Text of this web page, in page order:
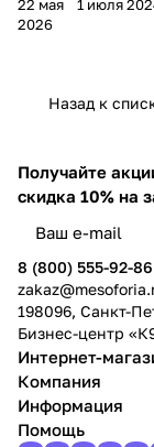
.
Виды:
22 мая
2026
польза и
1 июля
Назад к
Получайте
скидка 10% на
8 (800) 555-92-86
198096, Санкт-
Бизнес-центр
Интернет-
Компания
Информация
Помощь